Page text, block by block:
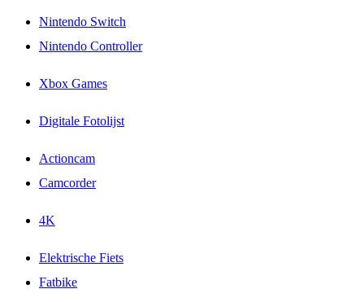
Nintendo Switch
Nintendo Controller
Xbox Games
Digitale Fotolijst
Actioncam
Camcorder
4K
Elektrische Fiets
Fatbike